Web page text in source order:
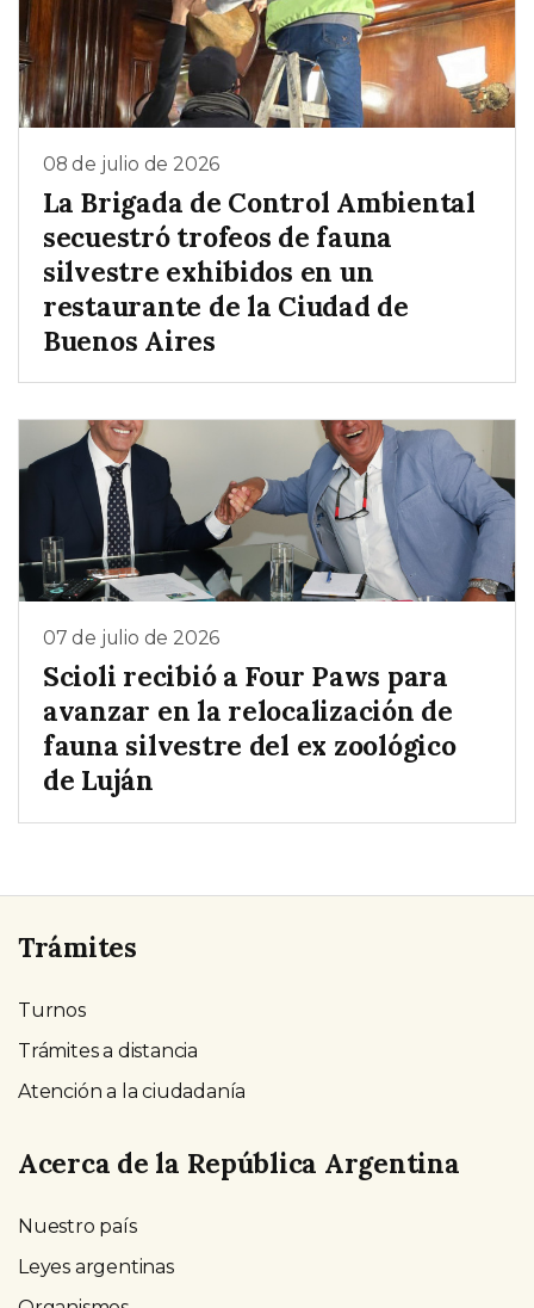
08 de julio de 2026
La Brigada de Control Ambiental
secuestró trofeos de fauna
silvestre exhibidos en un
restaurante de la Ciudad de
Buenos Aires
07 de julio de 2026
Scioli recibió a Four Paws para
avanzar en la relocalización de
fauna silvestre del ex zoológico
de Luján
Trámites
Turnos
Trámites a distancia
Atención a la ciudadanía
Acerca de la República Argentina
Nuestro país
Leyes argentinas